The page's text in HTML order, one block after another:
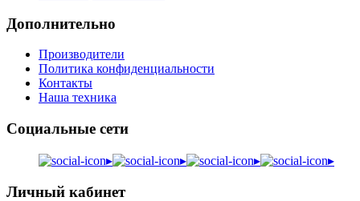
Дополнительно
Производители
Политика конфиденциальности
Контакты
Наша техника
Социальные сети
▸ ▸ ▸ ▸
Личный кабинет